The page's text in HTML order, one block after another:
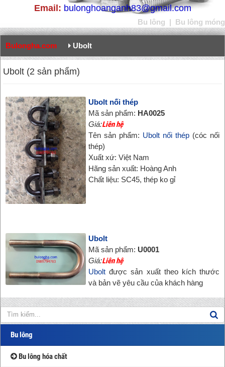
Email: bulonghoanganh83@gmail.com
Bu lông | Bu lông móng
Bulongha.com Ubolt
Ubolt (2 sản phẩm)
Ubolt nối thép
Mã sản phẩm: HA0025
Giá:Liên hệ
Tên sản phẩm: Ubolt nối thép (cóc nối
thép)
Xuất xứ: Việt Nam
Hãng sản xuất: Hoàng Anh
Chất liệu: SC45, thép ko gỉ
Ubolt
Mã sản phẩm: U0001
Giá:Liên hệ
Ubolt được sản xuất theo kích thước
và bản vẽ yêu cầu của khách hàng
Bu lông
Bu lông hóa chất